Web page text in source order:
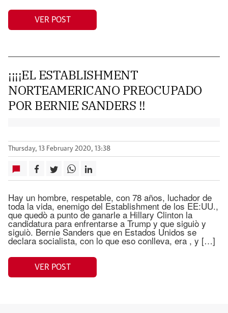
VER POST
¡¡¡¡EL ESTABLISHMENT
NORTEAMERICANO PREOCUPADO
POR BERNIE SANDERS !!
Thursday, 13 February 2020, 13:38
Hay un hombre, respetable, con 78 años, luchador de
toda la vida, enemigo del Establishment de los EE:UU.,
que quedò a punto de ganarle a Hillary Clinton la
candidatura para enfrentarse a Trump y que siguiò y
siguiò. Bernie Sanders que en Estados Unidos se
declara socialista, con lo que eso conlleva, era , y […]
VER POST